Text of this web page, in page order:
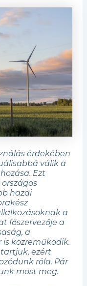
érdekében
válik a
Ezt
hazai
a
főszervezője a
a
is közreműködik.
ezért
róla. Pár
most meg.